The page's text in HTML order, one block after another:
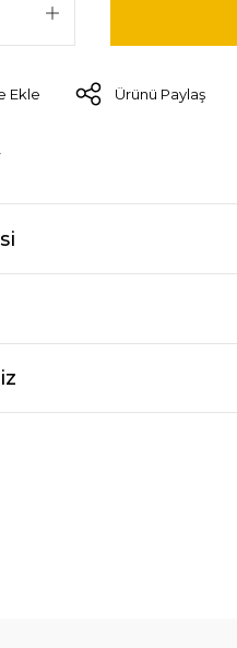
Ürünü Paylaş